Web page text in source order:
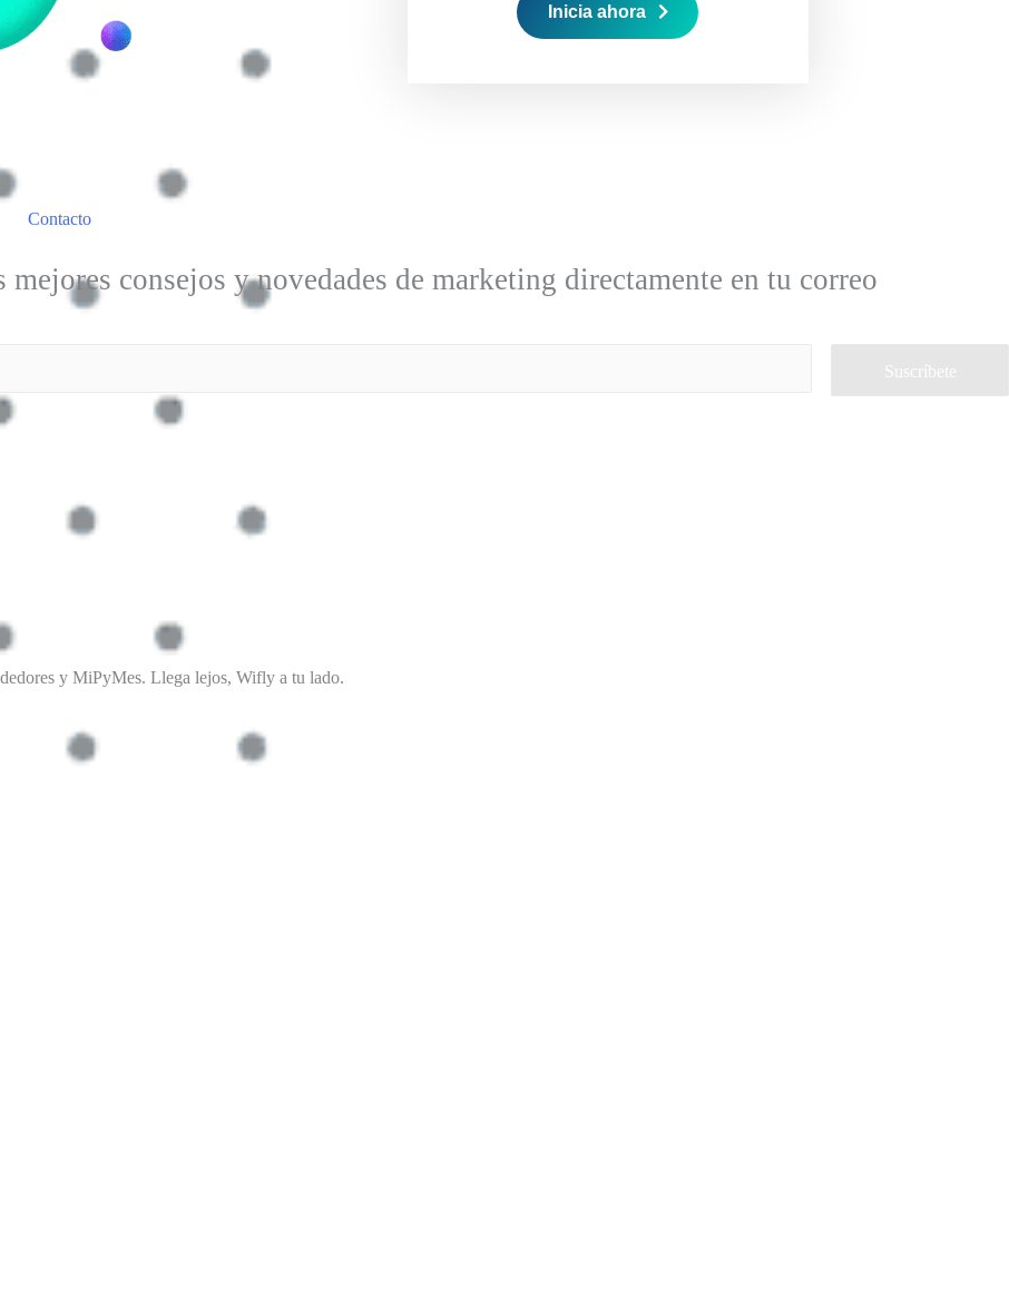
Inicia ahora
Contacto
mejores consejos y novedades de marketing directamente en tu correo
Suscríbete
y MiPyMes. Llega lejos, Wifly a tu lado.